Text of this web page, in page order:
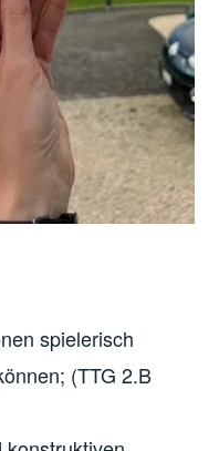
spielerisch
(TTG 2.B